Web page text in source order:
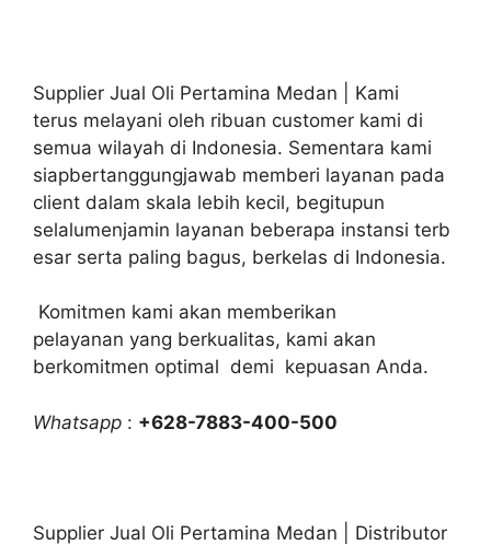
Supplier Jual Oli Pertamina Medan | Kami
terus melayani oleh ribuan customer kami di
semua wilayah di Indonesia. Sementara kami
siapbertanggungjawab memberi layanan pada
client dalam skala lebih kecil, begitupun
selalumenjamin layanan beberapa instansi terb
esar serta paling bagus, berkelas di Indonesia.
Komitmen kami akan memberikan
pelayanan yang berkualitas, kami akan
berkomitmen optimal demi kepuasan Anda.
Whatsapp : +628-7883-400-500
Supplier Jual Oli Pertamina Medan | Distributor